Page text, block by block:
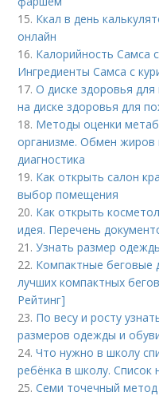
15. Ккал в день
онлайн
16. Калорийность Самса
Ингредиенты Самса с
17.О диске здоровья
на диске здоровья для
18. Методы оценки
организме. Обмен жиров
диагностика
19. Как открыть салон
выбор помещения
20. Как открыть
идея. Перечень
21.Узнать размер
22. Компактные беговые
лучших компактных
Рейтинг]
23. По весу и росту
размеров одежды и
24.Что нужно в школу
ребёнка в школу. Список
25.Семи точечный